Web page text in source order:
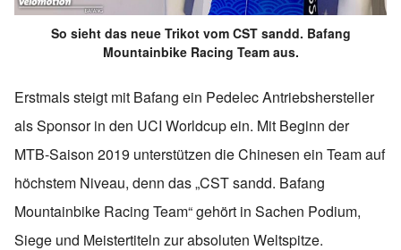
So sieht das neue Trikot vom CST sandd. Bafang
Mountainbike Racing Team aus.
Erstmals steigt mit Bafang ein Pedelec Antriebshersteller
als Sponsor in den UCI Worldcup ein. Mit Beginn der
MTB-Saison 2019 unterstützen die Chinesen ein Team auf
höchstem Niveau, denn das „CST sandd. Bafang
Mountainbike Racing Team“ gehört in Sachen Podium,
Siege und Meistertiteln zur absoluten Weltspitze.